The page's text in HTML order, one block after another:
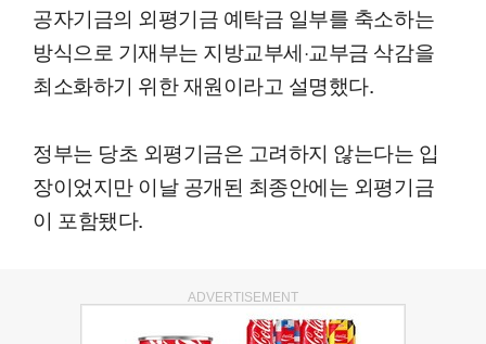
공자기금의 외평기금 예탁금 일부를 축소하는
방식으로 기재부는 지방교부세·교부금 삭감을
최소화하기 위한 재원이라고 설명했다.
정부는 당초 외평기금은 고려하지 않는다는 입
장이었지만 이날 공개된 최종안에는 외평기금
이 포함됐다.
ADVERTISEMENT